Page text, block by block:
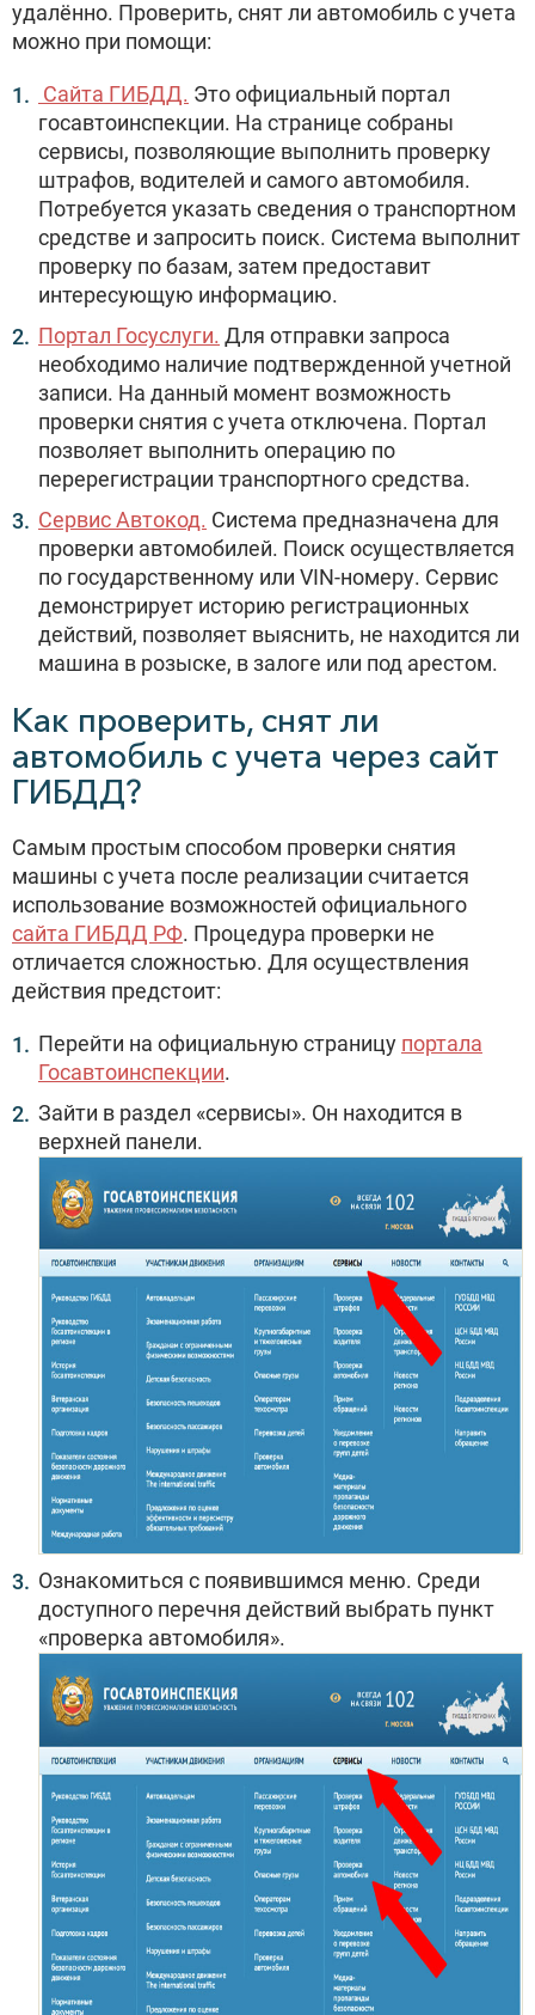
удалённо. Проверить, снят ли автомобиль с учета
можно при помощи:
Сайта ГИБДД. Это официальный портал
госавтоинспекции. На странице собраны
сервисы, позволяющие выполнить проверку
штрафов, водителей и самого автомобиля.
Потребуется указать сведения о транспортном
средстве и запросить поиск. Система выполнит
проверку по базам, затем предоставит
интересующую информацию.
Портал Госуслуги. Для отправки запроса
необходимо наличие подтвержденной учетной
записи. На данный момент возможность
проверки снятия с учета отключена. Портал
позволяет выполнить операцию по
перерегистрации транспортного средства.
Сервис Автокод. Система предназначена для
проверки автомобилей. Поиск осуществляется
по государственному или VIN-номеру. Сервис
демонстрирует историю регистрационных
действий, позволяет выяснить, не находится ли
машина в розыске, в залоге или под арестом.
Как проверить, снят ли
автомобиль с учета через сайт
ГИБДД?
Самым простым способом проверки снятия
машины с учета после реализации считается
использование возможностей официального
сайта ГИБДД РФ. Процедура проверки не
отличается сложностью. Для осуществления
действия предстоит:
Перейти на официальную страницу портала
Госавтоинспекции.
Зайти в раздел «сервисы». Он находится в
верхней панели.
Ознакомиться с появившимся меню. Среди
доступного перечня действий выбрать пункт
«проверка автомобиля».